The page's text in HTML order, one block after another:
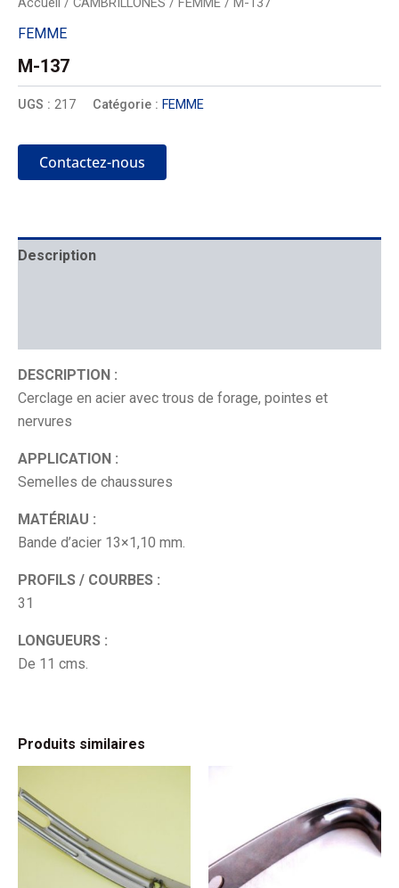
FEMME
M-137
UGS : 217 Catégorie : FEMME
Contactez-nous
Description
DESCRIPTION :
Cerclage en acier avec trous de forage, pointes et
nervures
APPLICATION :
Semelles de chaussures
MATÉRIAU :
Bande d’acier 13×1,10 mm.
PROFILS / COURBES :
31
LONGUEURS :
De 11 cms.
Produits similaires